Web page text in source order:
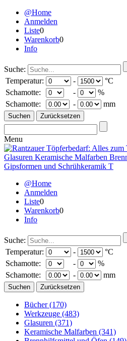
@Home
Anmelden
Liste0
Warenkorb0
Info
Suche:
Temperatur:
-
°C
Schamotte:
-
%
Schamotte:
- mm
Menu
@Home
Anmelden
Liste0
Warenkorb0
Info
Suche:
Temperatur:
-
°C
Schamotte:
-
%
Schamotte:
- mm
Bücher(170)
Werkzeuge (483)
Glasuren (371)
Keramische Malfarben (341)